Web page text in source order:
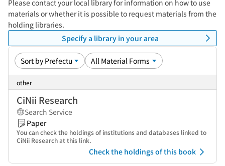
Please contact your local library for information on how to use
materials or whether it is possible to request materials from the
holding libraries.
Specify a library in your area
other
CiNii Research
Search Service
Paper
You can check the holdings of institutions and databases linked to
CiNii Research at this link.
Check the holdings of this book